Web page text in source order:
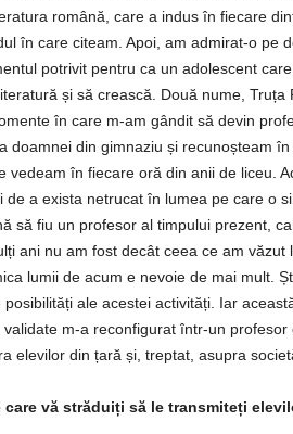
română, care a indus în fiecare
în care citeam. Apoi, am admirat-o pe
potrivit pentru ca un adolescent
și să crească. Două nume, Truța
în care m-am gândit să devin
din gimnaziu și recunoșteam în
vedeam în fiecare oră din anii de liceu.
a exista netrucat în lumea pe care o
să fiu un profesor al timpului prezent,
ani nu am fost decât ceea ce am văzut
lumii de acum e nevoie de mai mult.
ale acestei activități. Iar
m-a reconfigurat într-un profesor
elevilor din țară și, treptat, asupra
care vă străduiți să le transmiteți